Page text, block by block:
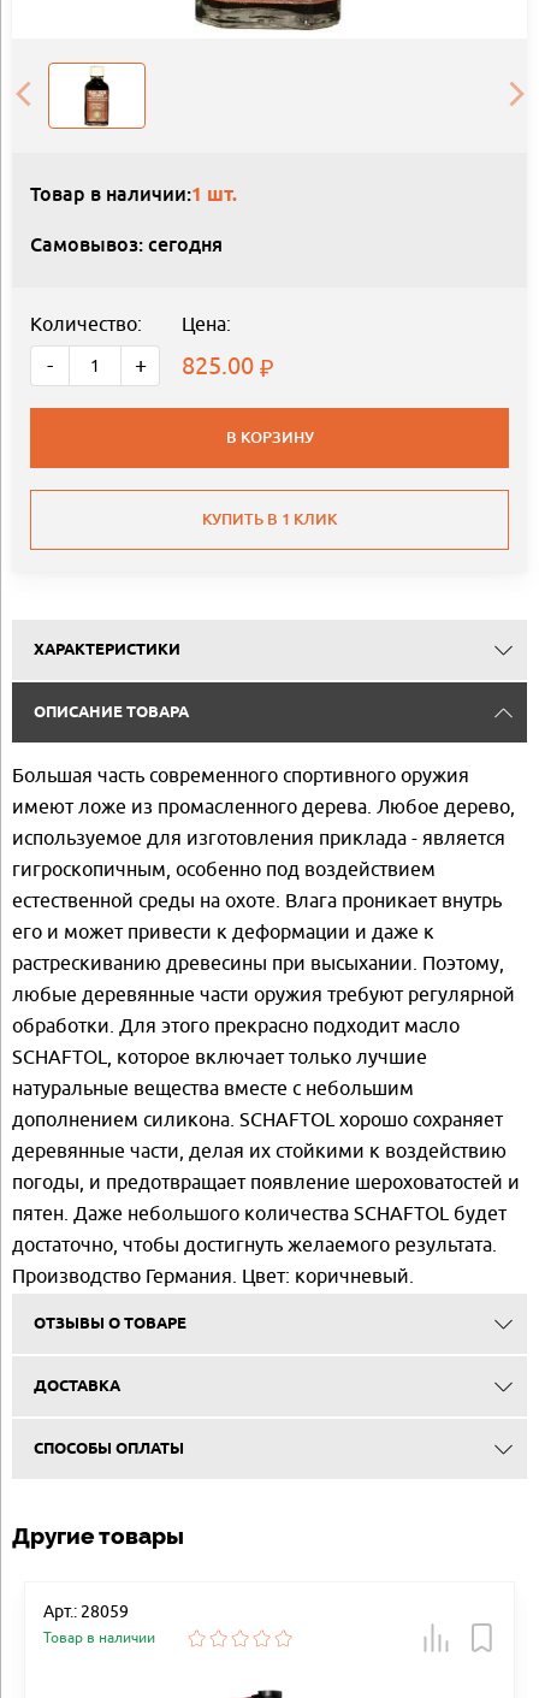
Товар в наличии:1 шт.
Самовывоз: сегодня
Количество:
- +
Цена:
825.00
В КОРЗИНУ
КУПИТЬ В 1 КЛИК
ХАРАКТЕРИСТИКИ
ОПИСАНИЕ ТОВАРА
Большая часть современного спортивного оружия
имеют ложе из промасленного дерева. Любое дерево,
используемое для изготовления приклада - является
гигроскопичным, особенно под воздействием
естественной среды на охоте. Влага проникает внутрь
его и может привести к деформации и даже к
растрескиванию древесины при высыхании. Поэтому,
любые деревянные части оружия требуют регулярной
обработки. Для этого прекрасно подходит масло
SCHAFTOL, которое включает только лучшие
натуральные вещества вместе с небольшим
дополнением силикона. SCHAFTOL хорошо сохраняет
деревянные части, делая их стойкими к воздействию
погоды, и предотвращает появление шероховатостей и
пятен. Даже небольшого количества SCHAFTOL будет
достаточно, чтобы достигнуть желаемого результата.
Производство Германия. Цвет: коричневый.
ОТЗЫВЫ О ТОВАРЕ
ДОСТАВКА
СПОСОБЫ ОПЛАТЫ
Другие товары
Арт.: 28059
Товар в наличии